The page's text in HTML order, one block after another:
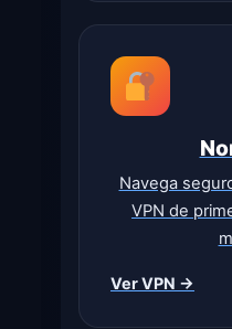
Navega
VPN de
Ver VPN →